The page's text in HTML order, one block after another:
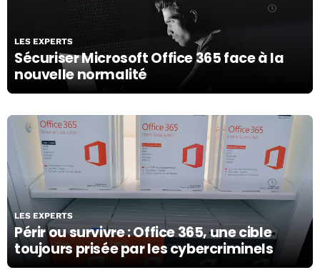
Sécuriser Microsoft Office 365 face à la
nouvelle normalité
LES EXPERTS
Périr ou survivre : Office 365, une cible
toujours prisée par les cybercriminels
LES EXPERTS
24/06/21